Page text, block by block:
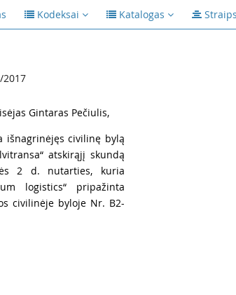
Kodeksai Katalogas
Gintaras Pečiulis,
išnagrinėjęs civilinę bylą
atskirąjį skundą
2 d. nutarties, kuria
logistics“ pripažinta
civilinėje byloje Nr. B2-